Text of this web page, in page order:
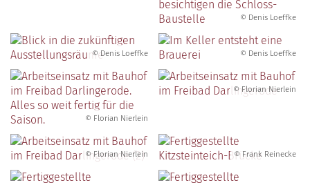
© Denis Loeffke
© Denis Loeffke © Denis Loeffke
© Florian Nierlein
© Florian Nierlein
© Florian Nierlein © Frank Reinecke